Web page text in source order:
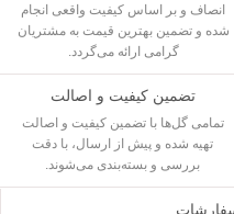
انصاف و بر اساس کیفیت واقعی انجام
شده و تضمین بهترین قیمت به مشتریان
گرامی ارائه می‌گردد.
تضمین کیفیت و اصالت
تمامی گل‌ها با تضمین کیفیت و اصالت
تهیه شده و پیش از ارسال، با دقت
بررسی و بسته‌بندی می‌شوند.